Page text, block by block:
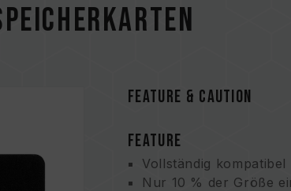
FEATURE & CAUTION
FEATURE
Vollständig
Nur 10 % der Größe